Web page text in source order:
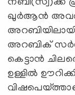
നബി(സ്വ)ക്ക്
ഖുര്‍ആന്‍
അറബിക്
കെട്ടാന്‍
ഉള്ളില്‍